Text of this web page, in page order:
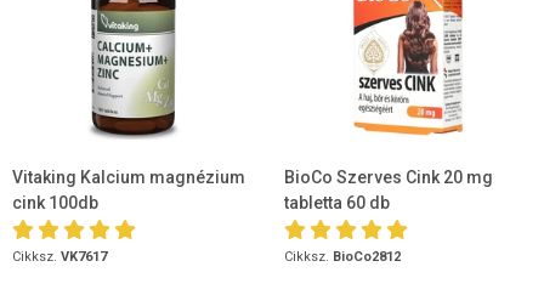
Vitaking Kalcium magnézium
cink 100db
Cikksz. VK7617
BioCo Szerves Cink 20 mg
tabletta 60 db
Cikksz. BioCo2812